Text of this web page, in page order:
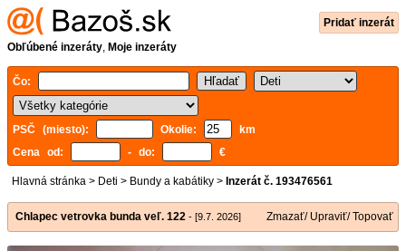
Pridať inzerát
Obľúbené inzeráty, Moje inzeráty
Čo:
PSČ (miesto): Okolie:
km
Cena od:
- do: €
Hlavná stránka > Deti > Bundy a kabátiky > Inzerát č. 193476561
Chlapec vetrovka bunda veľ. 122 - [9.7. 2026] Zmazať/ Upraviť/ Topovať